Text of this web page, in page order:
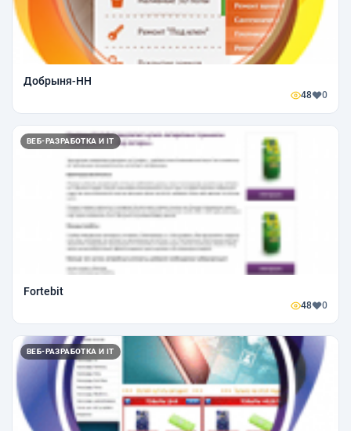
Добрыня-НН
48 0
ВЕБ-РАЗРАБОТКА И IT
Fortebit
48 0
ВЕБ-РАЗРАБОТКА И IT